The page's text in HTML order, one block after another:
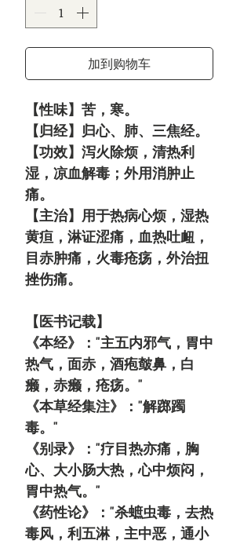
加到购物车
【性味】苦，寒。
【归经】归心、肺、三焦经。
【功效】泻火除烦，清热利
湿，凉血解毒；外用消肿止
痛。
【主治】用于热病心烦，湿热
黄疸，淋证涩痛，血热吐衄，
目赤肿痛，火毒疮疡，外治扭
挫伤痛。
【医书记载】
《本经》："主五内邪气，胃中
热气，面赤，酒疱皶鼻，白
癞，赤癞，疮疡。"
《本草经集注》："解踯躅
毒。"
《别录》："疗目热亦痛，胸
心、大小肠大热，心中烦闷，
胃中热气。"
《药性论》："杀蟅虫毒，去热
毒风，利五淋，主中恶，通小